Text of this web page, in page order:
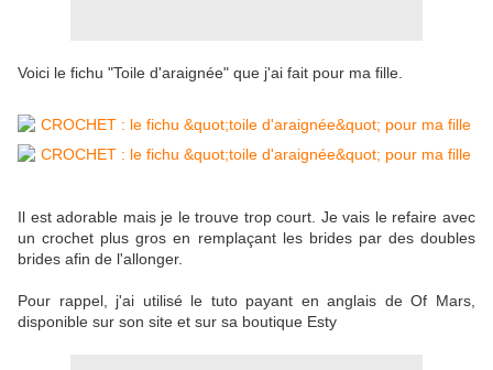
Voici le fichu "Toile d'araignée" que j'ai fait pour ma fille.
Il est adorable mais je le trouve trop court. Je vais le refaire avec
un crochet plus gros en remplaçant les brides par des doubles
brides afin de l'allonger.
Pour rappel, j'ai utilisé le tuto payant en anglais de Of Mars,
disponible sur son site et sur sa boutique Esty